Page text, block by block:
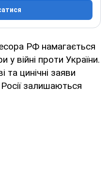
РФ намагається
у війні проти України.
цинічні заяви
Росії залишаються